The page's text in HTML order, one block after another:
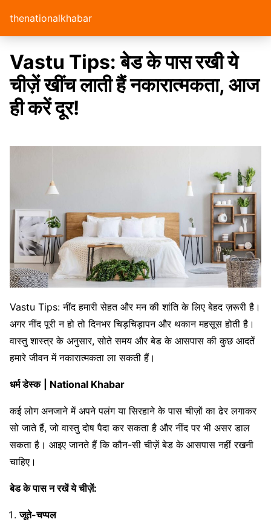
thenationalkhabar
Vastu Tips: बेड के पास रखी ये
चीज़ें खींच लाती हैं नकारात्मकता, आज
ही करें दूर!
Vastu Tips: नींद हमारी सेहत और मन की शांति के लिए बेहद ज़रूरी है।
अगर नींद पूरी न हो तो दिनभर चिड़चिड़ापन और थकान महसूस होती है।
वास्तु शास्त्र के अनुसार, सोते समय और बेड के आसपास की कुछ आदतें
हमारे जीवन में नकारात्मकता ला सकती हैं।
धर्म डेस्क | National Khabar
कई लोग अनजाने में अपने पलंग या सिरहाने के पास चीज़ों का ढेर लगाकर
सो जाते हैं, जो वास्तु दोष पैदा कर सकता है और नींद पर भी असर डाल
सकता है। आइए जानते हैं कि कौन-सी चीज़ें बेड के आसपास नहीं रखनी
चाहिए।
बेड के पास न रखें ये चीज़ें:
जूते-चप्पल